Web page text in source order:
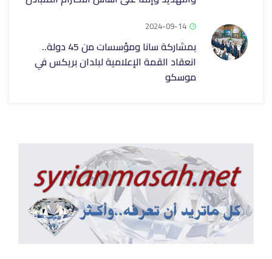
2024-09-14
بمشاركة سانا ومؤسسات من 45 دولة..
انعقاد القمة الإعلامية لبلدان بريكس في
موسكو